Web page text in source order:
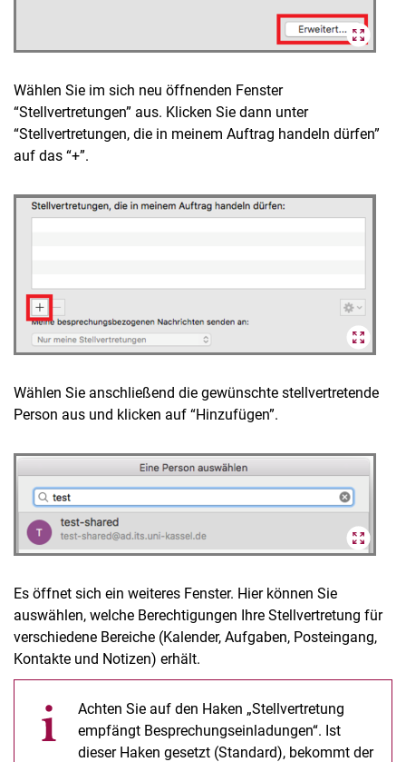
Wählen Sie im sich neu öffnenden Fenster
“Stellvertretungen” aus. Klicken Sie dann unter
“Stellvertretungen, die in meinem Auftrag handeln dürfen”
auf das “+”.
Wählen Sie anschließend die gewünschte stellvertretende
Person aus und klicken auf “Hinzufügen”.
Es öffnet sich ein weiteres Fenster. Hier können Sie
auswählen, welche Berechtigungen Ihre Stellvertretung für
verschiedene Bereiche (Kalender, Aufgaben, Posteingang,
Kontakte und Notizen) erhält.
Achten Sie auf den Haken „Stellvertretung
empfängt Besprechungseinladungen“. Ist
dieser Haken gesetzt (Standard), bekommt der